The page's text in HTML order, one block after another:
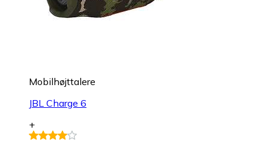
Mobilhøjttalere
JBL Charge 6
+